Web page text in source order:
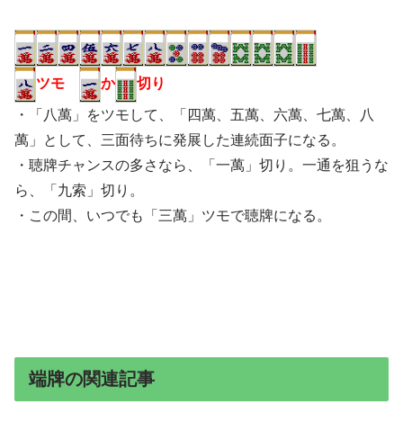
ツモ か 切り
・「八萬」をツモして、「四萬、五萬、六萬、七萬、八
萬」として、三面待ちに発展した連続面子になる。
・聴牌チャンスの多さなら、「一萬」切り。一通を狙うな
ら、「九索」切り。
・この間、いつでも「三萬」ツモで聴牌になる。
端牌の関連記事